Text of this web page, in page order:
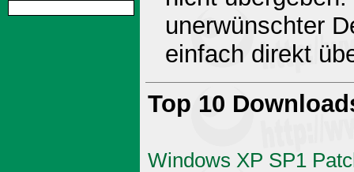
unerwünschter
einfach direkt
Top 10
Windows XP SP1